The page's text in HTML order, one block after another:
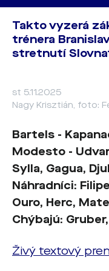
Takto vyzerá
trénera
stretnutí
st 5.11.2025
Nagy Krisztián, foto:
Bartels -
Modesto -
Sylla, Gagua,
Náhradníci:
Ouro, Herc,
Chýbajú: Gruber,
Živý textový